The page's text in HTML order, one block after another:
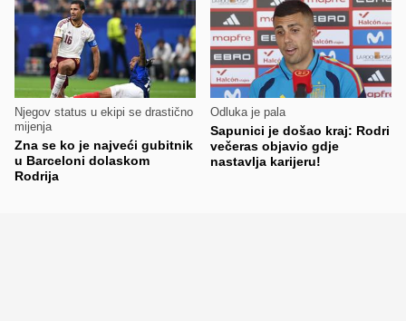
Njegov status u ekipi se drastično
mijenja
Zna se ko je najveći gubitnik
u Barceloni dolaskom
Rodrija
Odluka je pala
Sapunici je došao kraj: Rodri
večeras objavio gdje
nastavlja karijeru!